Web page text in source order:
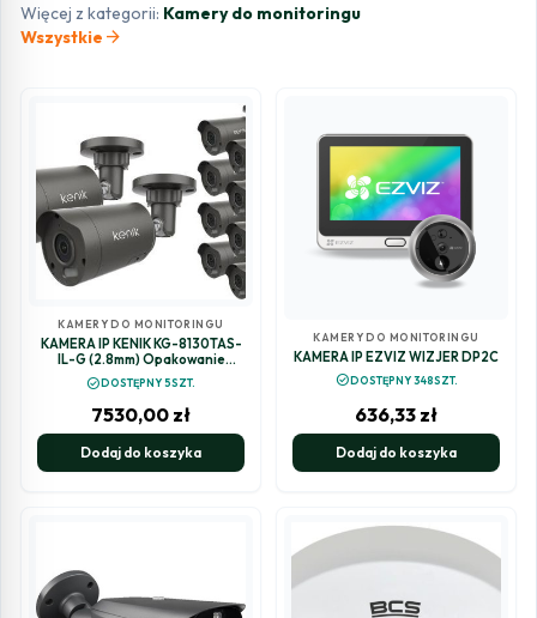
Więcej z kategorii: Kamery do monitoringu
Wszystkie arrow_forward
KAMERY DO MONITORINGU
KAMERA IP KENIK KG-8130TAS-
IL-G (2.8mm) Opakowanie
zbiorcze 10szt.
check_circleDOSTĘPNY 5SZT.
7530,00 zł
Dodaj do koszyka
KAMERY DO MONITORINGU
KAMERA IP EZVIZ WIZJER DP2C
check_circleDOSTĘPNY 348SZT.
636,33 zł
Dodaj do koszyka